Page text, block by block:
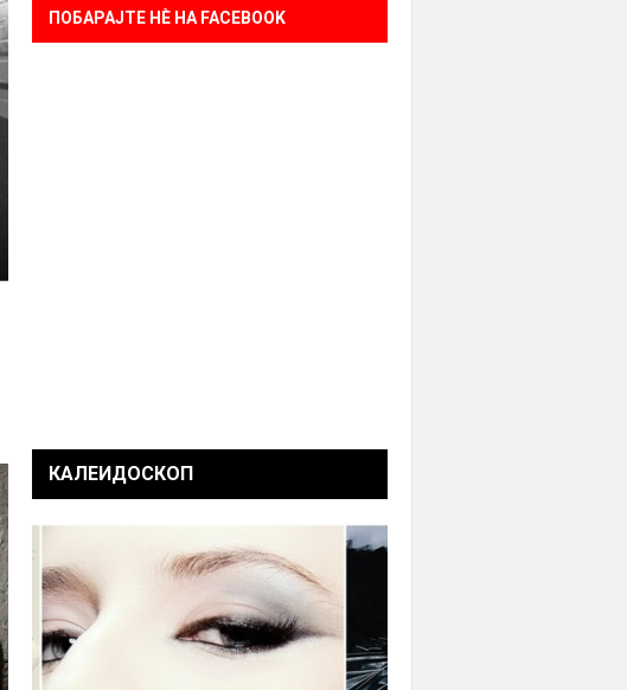
ПОБАРАЈТЕ НÈ НА FACEBOOK
КАЛЕИДОСКОП